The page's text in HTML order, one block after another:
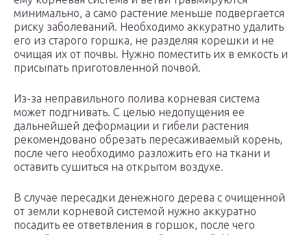
минимально, а само растение меньше подвергается
риску заболеваний. Необходимо аккуратно удалить
его из старого горшка, не разделяя корешки и не
очищая их от почвы. Нужно поместить их в емкость и
присыпать приготовленной почвой.
Из-за неправильного полива корневая система
может подгнивать. С целью недопущения ее
дальнейшей деформации и гибели растения
рекомендовано обрезать пересаживаемый корень,
после чего необходимо разложить его на ткани и
оставить сушиться на открытом воздухе.
В случае пересадки денежного дерева с очищенной
от земли корневой системой нужно аккуратно
посадить ее ответвления в горшок, после чего